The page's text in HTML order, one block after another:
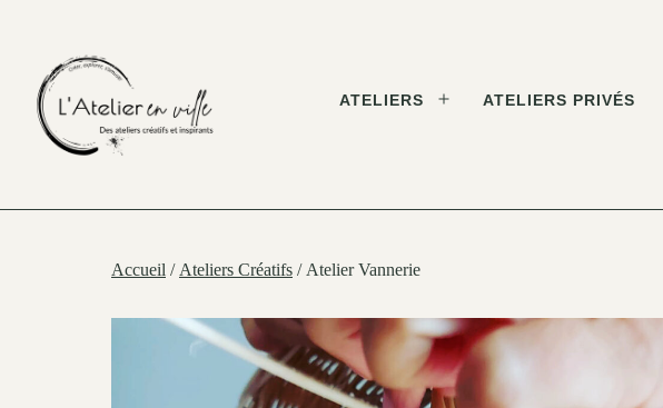
content
en
ATELIERS ATELIERS PRIVÉS
Accueil / Ateliers Créatifs / Atelier Vannerie